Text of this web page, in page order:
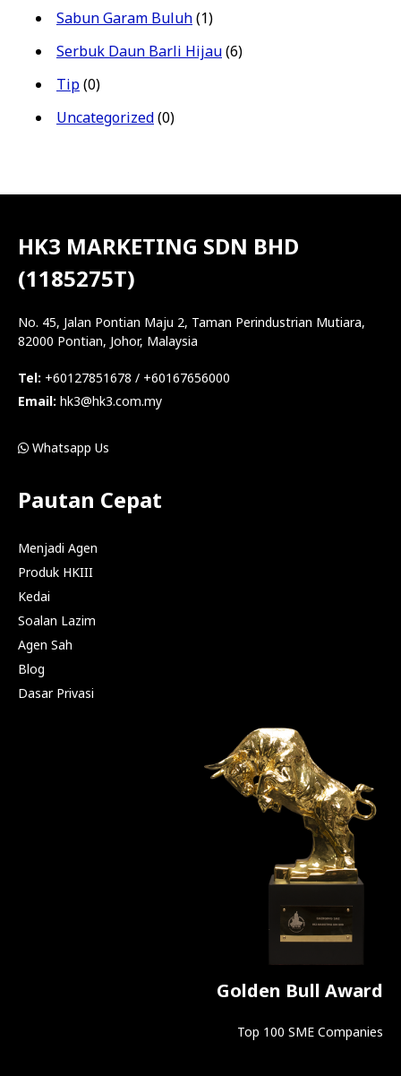
Sabun Garam Buluh(1)
Serbuk Daun Barli Hijau(6)
Tip(0)
Uncategorized(0)
HK3 MARKETING SDN BHD
(1185275T)
No. 45, Jalan Pontian Maju 2, Taman Perindustrian Mutiara,
82000 Pontian, Johor, Malaysia
Tel: +60127851678 / +60167656000
Email: hk3@hk3.com.my
Whatsapp Us
Pautan Cepat
Menjadi Agen
Produk HKIII
Kedai
Soalan Lazim
Agen Sah
Blog
Dasar Privasi
Golden Bull Award
Top 100 SME Companies